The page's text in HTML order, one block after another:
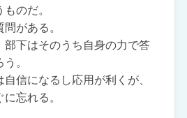
のだ。
がある。
下はそのうち自身の力で答
。
信になるし応用が利くが、
忘れる。